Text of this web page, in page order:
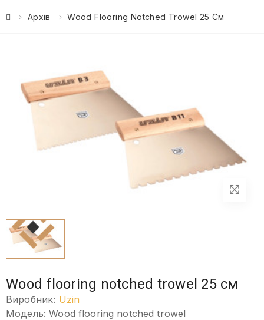
Архів Wood Flooring Notched Trowel 25 См
Wood flooring notched trowel 25 см
Виробник: Uzin
Модель: Wood flooring notched trowel